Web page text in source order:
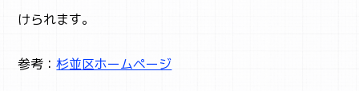
けられます。
参考：杉並区ホームページ